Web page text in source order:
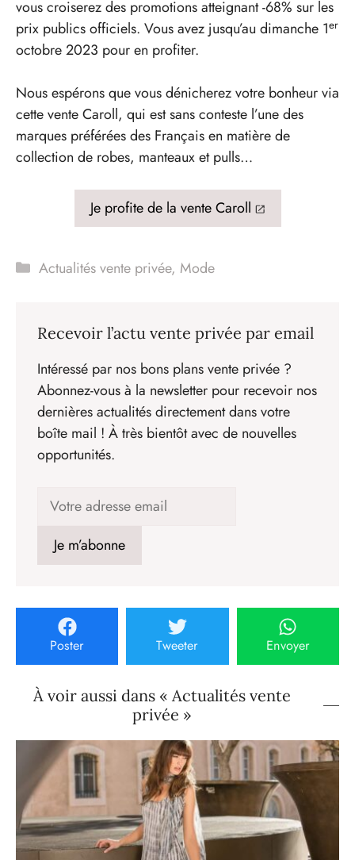
vous croiserez des promotions atteignant -68% sur les
prix publics officiels. Vous avez jusqu’au dimanche 1er
octobre 2023 pour en profiter.
Nous espérons que vous dénicherez votre bonheur via
cette vente Caroll, qui est sans conteste l’une des
marques préférées des Français en matière de
collection de robes, manteaux et pulls…
Je profite de la vente Caroll
Catégories
Actualités vente privée, Mode
Recevoir l’actu vente privée par email
Intéressé par nos bons plans vente privée ?
Abonnez-vous à la newsletter pour recevoir nos
dernières actualités directement dans votre
boîte mail ! À très bientôt avec de nouvelles
opportunités.
Poster Tweeter Envoyer
À voir aussi dans « Actualités vente
privée »